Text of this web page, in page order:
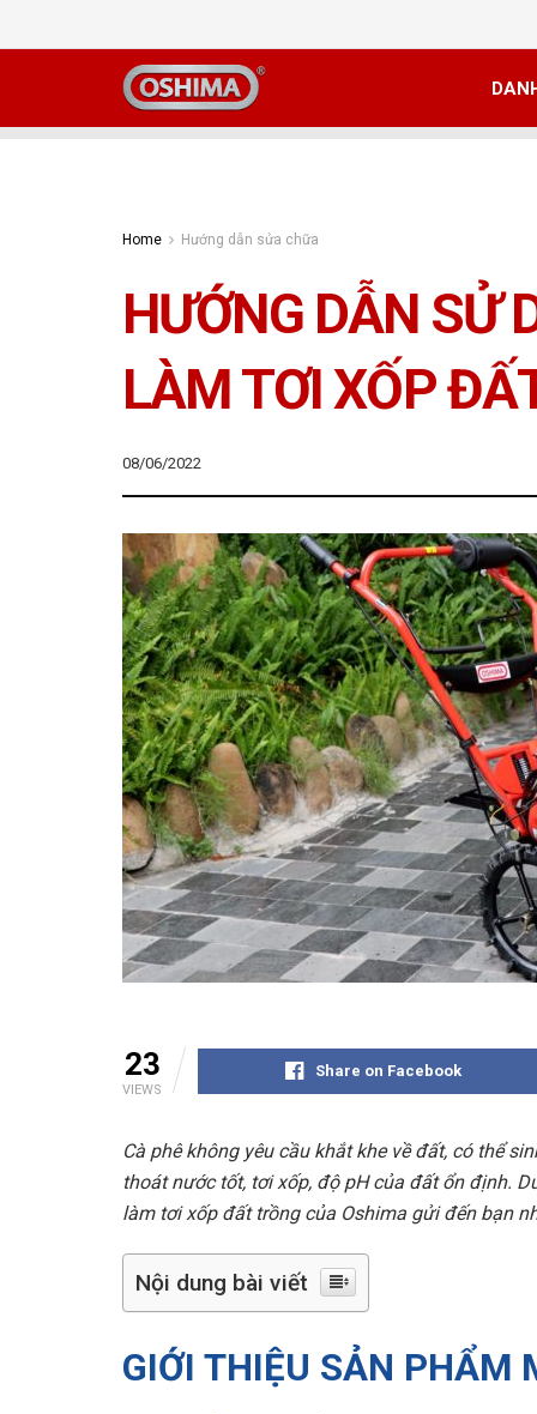
Home Hướng dẫn sửa chữa
HƯỚNG DẪN SỬ
LÀM TƠI XỐP
08/06/2022
23
VIEWS
Share on Facebook
Cà phê không yêu cầu khắt khe về đất, có thể
thoát nước tốt, tơi xốp, độ pH của đất ổn định.
làm tơi xốp đất trồng của Oshima gửi đến bạn
Nội dung bài viết
GIỚI THIỆU SẢN PHẨM